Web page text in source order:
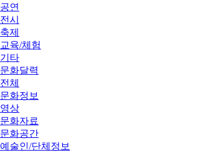
공연
전시
축제
교육/체험
기타
문화달력
전체
문화정보
영상
문화자료
문화공간
예술인/단체정보